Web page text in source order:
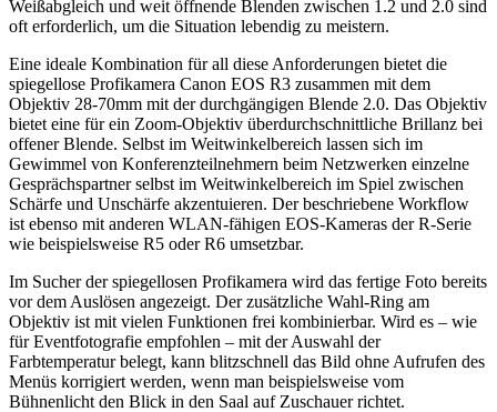
Weißabgleich und weit öffnende Blenden zwischen 1.2 und 2.0 sind
oft erforderlich, um die Situation lebendig zu meistern.
Eine ideale Kombination für all diese Anforderungen bietet die
spiegellose Profikamera Canon EOS R3 zusammen mit dem
Objektiv 28-70mm mit der durchgängigen Blende 2.0. Das Objektiv
bietet eine für ein Zoom-Objektiv überdurchschnittliche Brillanz bei
offener Blende. Selbst im Weitwinkelbereich lassen sich im
Gewimmel von Konferenzteilnehmern beim Netzwerken einzelne
Gesprächspartner selbst im Weitwinkelbereich im Spiel zwischen
Schärfe und Unschärfe akzentuieren. Der beschriebene Workflow
ist ebenso mit anderen WLAN-fähigen EOS-Kameras der R-Serie
wie beispielsweise R5 oder R6 umsetzbar.
Im Sucher der spiegellosen Profikamera wird das fertige Foto bereits
vor dem Auslösen angezeigt. Der zusätzliche Wahl-Ring am
Objektiv ist mit vielen Funktionen frei kombinierbar. Wird es – wie
für Eventfotografie empfohlen – mit der Auswahl der
Farbtemperatur belegt, kann blitzschnell das Bild ohne Aufrufen des
Menüs korrigiert werden, wenn man beispielsweise vom
Bühnenlicht den Blick in den Saal auf Zuschauer richtet.